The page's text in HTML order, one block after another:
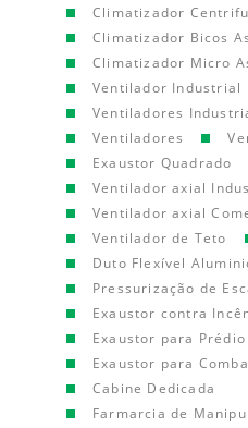
Climatizador
Climatizador Bicos
Climatizador Micro
Ventilador Industrial
Ventiladores
Ventiladores
Exaustor Quadrado
Ventilador axial
Ventilador axial
Ventilador de Teto
Duto Flexível
Pressurização de
Exaustor contra
Exaustor para Prédio
Exaustor para
Cabine Dedicada
Farmarcia de